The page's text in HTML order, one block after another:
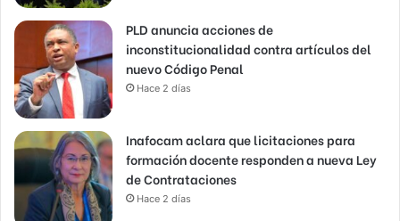
PLD anuncia acciones de
inconstitucionalidad contra artículos del
nuevo Código Penal
Hace 2 días
Inafocam aclara que licitaciones para
formación docente responden a nueva Ley
de Contrataciones
Hace 2 días